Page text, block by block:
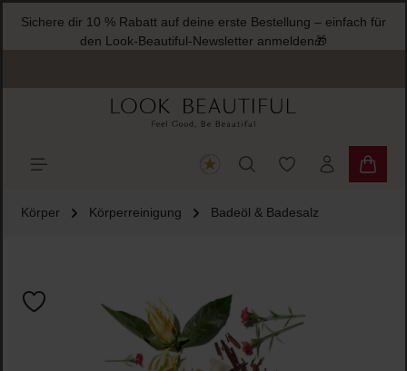
springen
Sichere dir 10 % Rabatt auf deine erste Bestellung – einfach für
den Look-Beautiful-Newsletter anmelden🎁
Du hast 0
Körper Körperreinigung Badeöl & Badesalz